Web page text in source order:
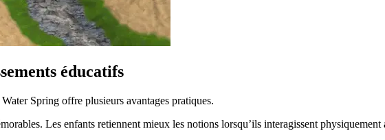
éducatifs
Spring offre plusieurs avantages pratiques.
Les enfants retiennent mieux les notions lorsqu’ils interagissent physiquement